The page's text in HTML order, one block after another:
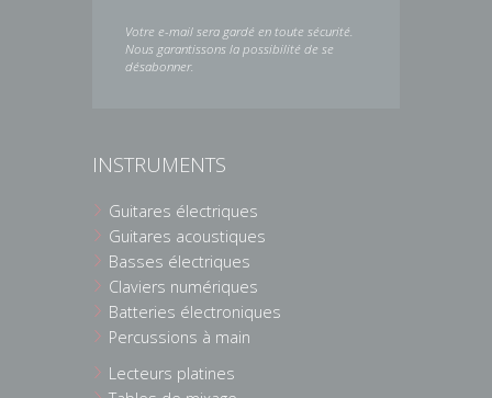
Votre e-mail sera gardé en toute sécurité.
Nous garantissons la possibilité de se
désabonner.
INSTRUMENTS
Guitares électriques
Guitares acoustiques
Basses électriques
Claviers numériques
Batteries électroniques
Percussions à main
Lecteurs platines